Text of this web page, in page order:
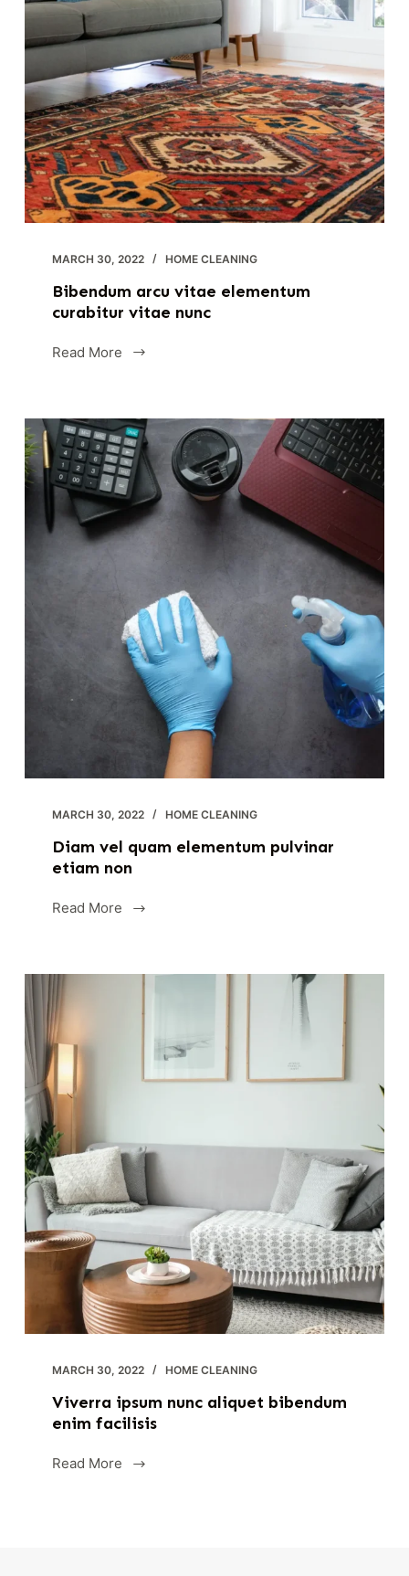
MARCH 30, 2022 HOME CLEANING
Bibendum arcu vitae elementum
curabitur vitae nunc
Read More
Bibendum
elementum
curabitur
vitae
nunc
MARCH 30, 2022 HOME CLEANING
Diam vel quam elementum pulvinar
etiam non
Read More
Diam
MARCH 30, 2022 HOME CLEANING
Viverra ipsum nunc aliquet bibendum
enim facilisis
Read More
Viverra